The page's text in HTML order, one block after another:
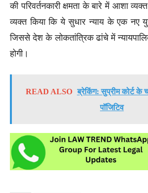
की परिवर्तनकारी क्षमता के बारे में आशा
व्यक्त किया कि ये सुधार न्याय के एक
जिससे देश के लोकतांत्रिक ढांचे में
होगी।
READ ALSO ब्रेकिंग: सुप्रीम कोर्ट के
पॉजिटिव